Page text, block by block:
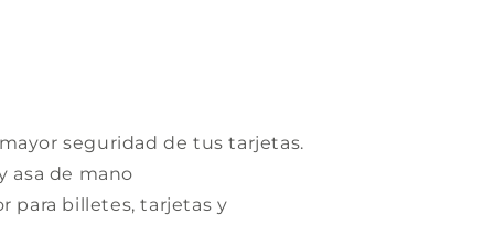
seguridad de tus tarjetas.
asa de mano
para billetes, tarjetas y